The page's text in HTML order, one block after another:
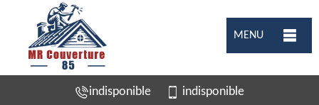
MENU
indisponible indisponible